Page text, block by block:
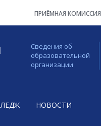
ПРИЁМНАЯ КОМИССИЯ
Сведения об
образовательной
организации
НОВОСТИ